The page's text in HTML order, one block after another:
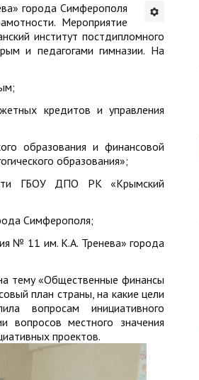
города Симферополя
Мероприятие
институт постдипломного
и педагогами гимназии. На
кредитов и управления
образования и финансовой
образования»;
ГБОУ ДПО РК «Крымский
Симферополя;
№ 11 им. К.А. Тренева» города
тему «Общественные финансы
план страны, на какие цели
вопросам инициативного
вопросов местного значения
проектов.